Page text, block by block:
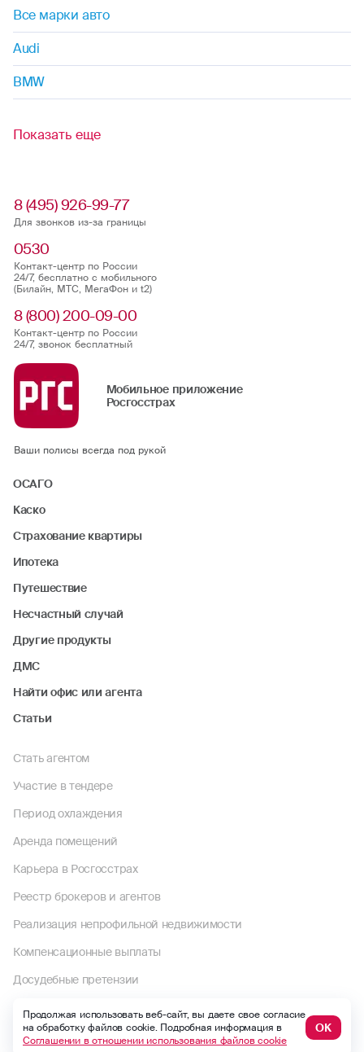
Все марки авто
Audi
BMW
Показать еще
8 (495) 926-99-77
Для звонков из-за границы
0530
Контакт-центр по России
24/7, бесплатно с мобильного
(Билайн, МТС, МегаФон и t2)
8 (800) 200-09-00
Контакт-центр по России
24/7, звонок бесплатный
Мобильное приложение
Росгосстрах
Ваши полисы всегда под рукой
ОСАГО
Каско
Страхование квартиры
Ипотека
Путешествие
Несчастный случай
Другие продукты
ДМС
Найти офис или агента
Статьи
Стать агентом
Участие в тендере
Период охлаждения
Аренда помещений
Карьера в Росгосстрах
Реестр брокеров и агентов
Реализация непрофильной недвижимости
Компенсационные выплаты
Досудебные претензии
Раскрытие информации
Пользовательское соглашение
Продолжая использовать веб-сайт, вы даете свое согласие
на обработку файлов cookie. Подробная информация в
Соглашении в отношении использования файлов cookie
ОК